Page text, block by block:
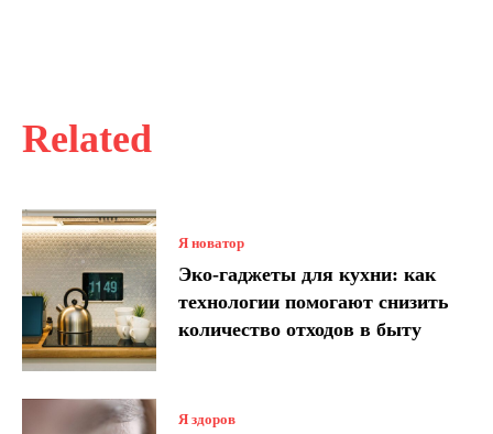
Related
Я новатор
Эко-гаджеты для кухни: как
технологии помогают снизить
количество отходов в быту
Я здоров